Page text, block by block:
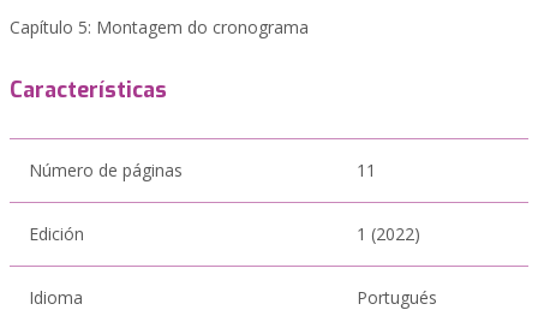
Capítulo 5: Montagem do cronograma
Características
Número de páginas 11
Edición 1 (2022)
Idioma Portugués